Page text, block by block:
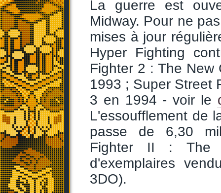
La guerre est
Midway. Pour ne
mises à jour
Hyper Fighting
Fighter 2 : The New
1993 ; Super Street
3 en 1994 - voir le
L'essoufflement de
passe de 6,30
Fighter II : The
d'exemplaires
3DO).